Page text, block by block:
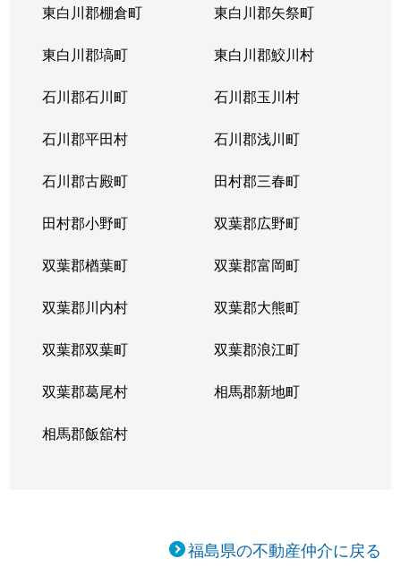
東白川郡棚倉町 東白川郡矢祭町
東白川郡塙町 東白川郡鮫川村
石川郡石川町 石川郡玉川村
石川郡平田村 石川郡浅川町
石川郡古殿町 田村郡三春町
田村郡小野町 双葉郡広野町
双葉郡楢葉町 双葉郡富岡町
双葉郡川内村 双葉郡大熊町
双葉郡双葉町 双葉郡浪江町
双葉郡葛尾村 相馬郡新地町
相馬郡飯舘村
福島県の不動産仲介に戻る